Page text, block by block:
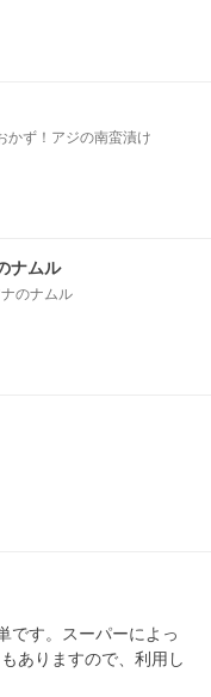
かず！アジの南蛮漬け
ナムル
のナムル
です。スーパーによっ
ありますので、利用し